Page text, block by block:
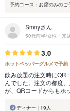
予約コース：お席のみのご
Smnyさん
50代前半/女性・来
3.0
ホットペッパーグルメで予約
飲み放題の注文時にQR
んでした。注文の都度
が、QRコードからもホ
ディナー | 19人